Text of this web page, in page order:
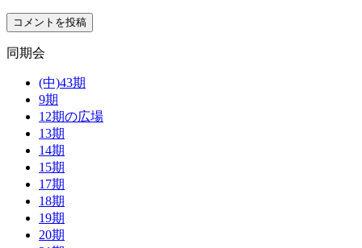
同期会
(中)43期
9期
12期の広場
13期
14期
15期
17期
18期
19期
20期